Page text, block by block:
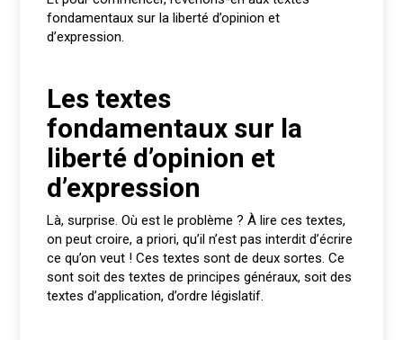
fondamentaux sur la liberté d’opinion et
d’expression.
Les textes
fondamentaux sur la
liberté d’opinion et
d’expression
Là, surprise. Où est le problème ? À lire ces textes,
on peut croire, a priori, qu’il n’est pas interdit d’écrire
ce qu’on veut ! Ces textes sont de deux sortes. Ce
sont soit des textes de principes généraux, soit des
textes d’application, d’ordre législatif.